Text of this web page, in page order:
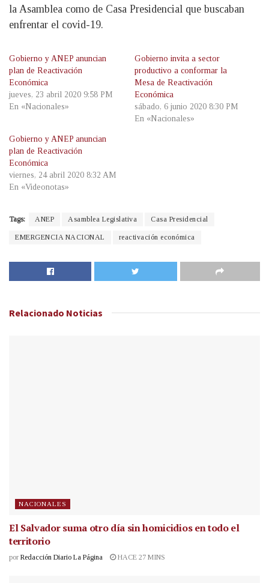
la Asamblea como de Casa Presidencial que buscaban
enfrentar el covid-19.
Gobierno y ANEP anuncian
plan de Reactivación
Económica
jueves, 23 abril 2020 9:58 PM
En «Nacionales»
Gobierno invita a sector
productivo a conformar la
Mesa de Reactivación
Económica
sábado, 6 junio 2020 8:30 PM
En «Nacionales»
Gobierno y ANEP anuncian
plan de Reactivación
Económica
viernes, 24 abril 2020 8:32 AM
En «Videonotas»
Tags: ANEP Asamblea Legislativa Casa Presidencial
EMERGENCIA NACIONAL reactivación económica
Relacionado Noticias
NACIONALES
El Salvador suma otro día sin homicidios en todo el
territorio
por Redacción Diario La Página HACE 27 MINS